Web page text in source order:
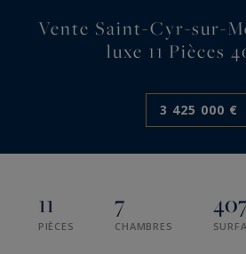
Vente Saint-Cyr-sur-
luxe 11 Pièces
3 425 000 €
11
PIÈCES
7
CHAMBRES